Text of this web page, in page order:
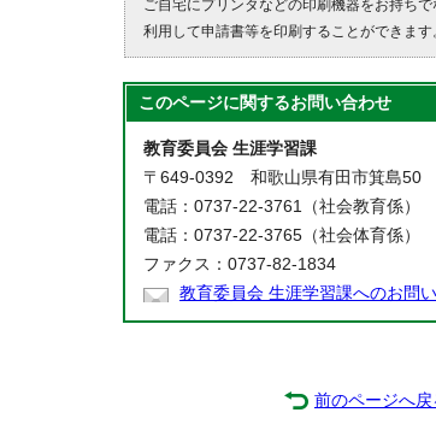
ご自宅にプリンタなどの印刷機器をお持ち
利用して申請書等を印刷することができます
このページに関するお問い合わせ
教育委員会 生涯学習課
〒649-0392 和歌山県有田市箕島50
電話：0737-22-3761（社会教育係）
電話：0737-22-3765（社会体育係）
ファクス：0737-82-1834
教育委員会 生涯学習課へのお問
前のページへ戻